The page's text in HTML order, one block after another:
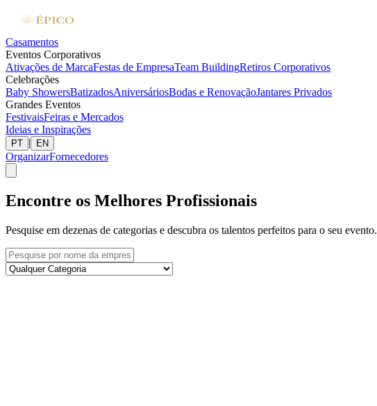
Casamentos
Eventos Corporativos
Ativações de MarcaFestas de EmpresaTeam BuildingRetiros Corporativos
Celebrações
Baby ShowersBatizadosAniversáriosBodas e RenovaçãoJantares Privados
Grandes Eventos
FestivaisFeiras e Mercados
Ideias e Inspirações
PT | EN
OrganizarFornecedores
Encontre os Melhores Profissionais
Pesquise em dezenas de categorias e descubra os talentos perfeitos para o seu evento.